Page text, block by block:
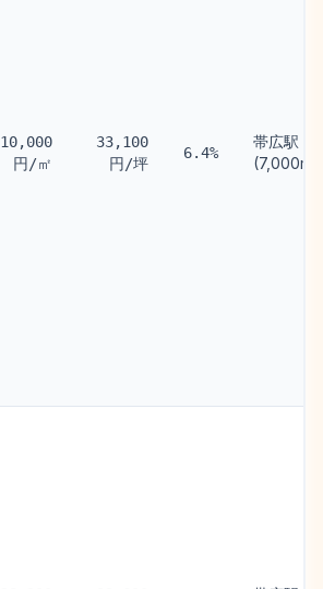
10,000
円/㎡
33,100
円/坪
6.4%
帯広駅
(7,000m)